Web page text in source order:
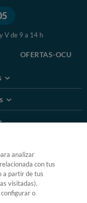
V de 9 a 14 h
OFERTAS-OCU
de OCU
analizar
con tus
a partir de tus
visitadas).
o